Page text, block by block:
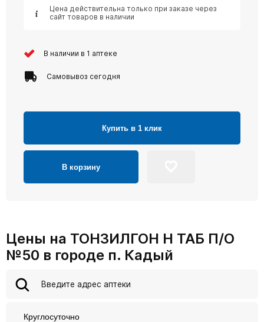
Цена действительна только при заказе через
сайт товаров в наличии
В наличии в 1 аптеке
Самовывоз сегодня
Купить в 1 клик
В корзину
Цены на ТОНЗИЛГОН Н ТАБ П/О
№50 в городе п. Кадый
Круглосуточно